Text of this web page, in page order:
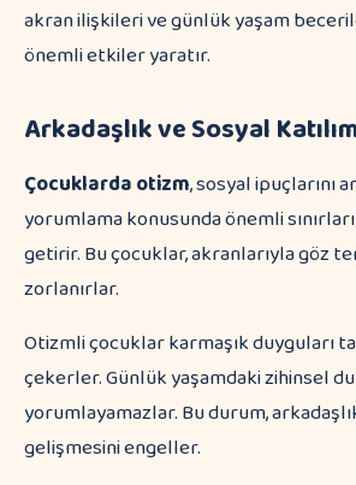
akran ilişkileri ve günlük yaşam
önemli etkiler yaratır.
Arkadaşlık ve Sosyal
Çocuklarda otizm, sosyal ipuçlarını
yorumlama konusunda önemli
getirir. Bu çocuklar, akranlarıyla göz
zorlanırlar.
Otizmli çocuklar karmaşık duyguları
çekerler. Günlük yaşamdaki zihinsel
yorumlayamazlar. Bu durum,
gelişmesini engeller.